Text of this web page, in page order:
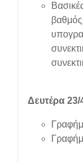
Δευτέρα 23/